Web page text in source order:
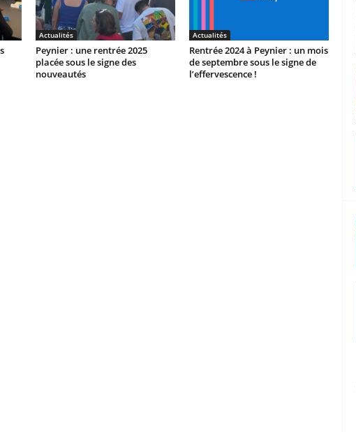
Actualités
Peynier : une rentrée 2025
placée sous le signe des
nouveautés
Actualités
Rentrée 2024 à Peynier : un mois
de septembre sous le signe de
l’effervescence !